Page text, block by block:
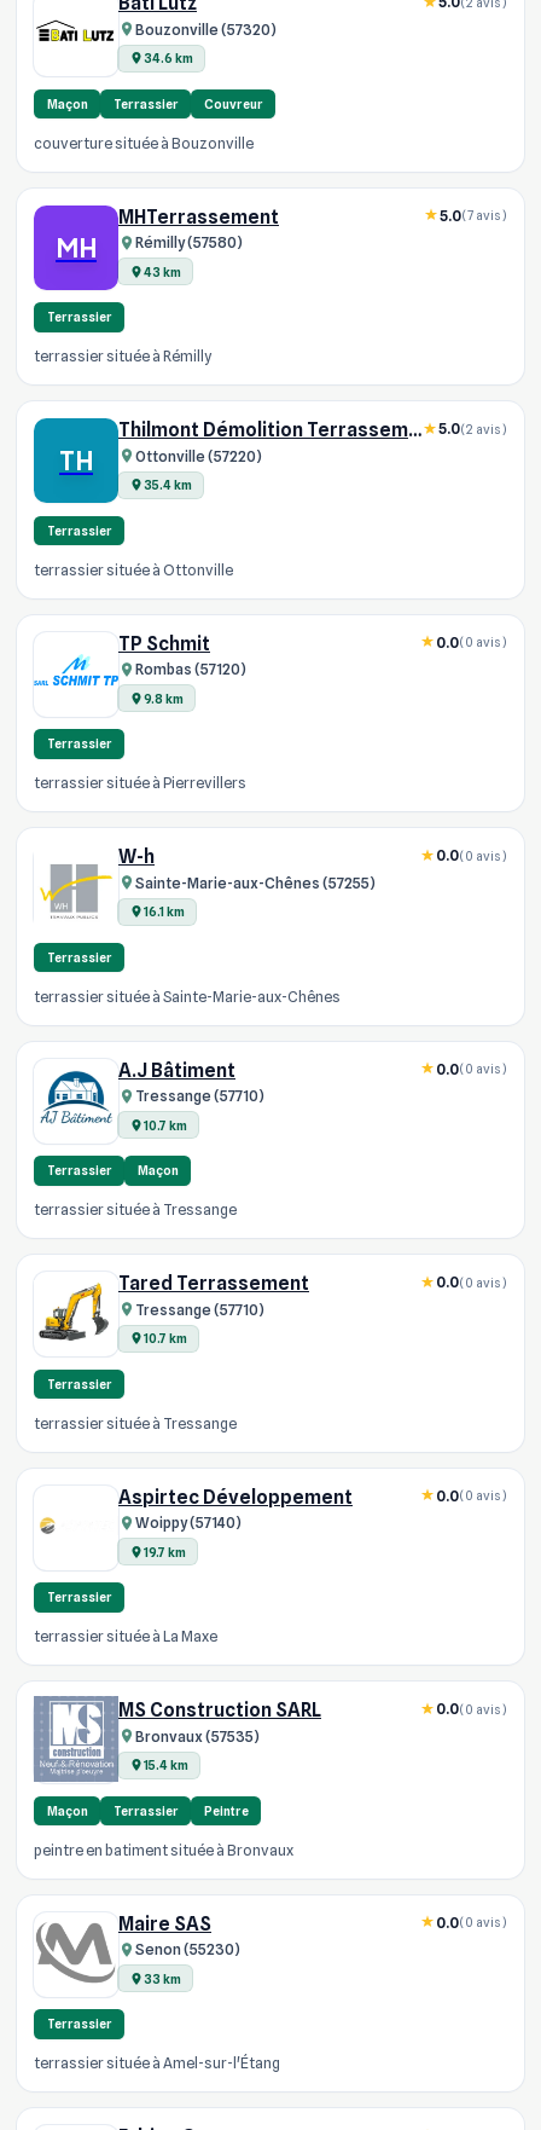
Bouzonville (57320)
34.6 km
Maçon Terrassier Couvreur
couverture située à Bouzonville
MH
MHTerrassement
Rémilly (57580)
43 km
5.0(7 avis)
Terrassier
terrassier située à Rémilly
TH
Thilmont Démolition Terrassement
Ottonville (57220)
35.4 km
5.0(2 avis)
Terrassier
terrassier située à Ottonville
TP Schmit
Rombas (57120)
9.8 km
0.0(0 avis)
Terrassier
terrassier située à Pierrevillers
W-h
Sainte-Marie-aux-Chênes (57255)
16.1 km
0.0(0 avis)
Terrassier
terrassier située à Sainte-Marie-aux-Chênes
A.J Bâtiment
Tressange (57710)
10.7 km
0.0(0 avis)
Terrassier Maçon
terrassier située à Tressange
Tared Terrassement
Tressange (57710)
10.7 km
0.0(0 avis)
Terrassier
terrassier située à Tressange
Aspirtec Développement
Woippy (57140)
19.7 km
0.0(0 avis)
Terrassier
terrassier située à La Maxe
MS Construction SARL
Bronvaux (57535)
15.4 km
0.0(0 avis)
Maçon Terrassier Peintre
peintre en batiment située à Bronvaux
Maire SAS
Senon (55230)
33 km
0.0(0 avis)
Terrassier
terrassier située à Amel-sur-l'Étang